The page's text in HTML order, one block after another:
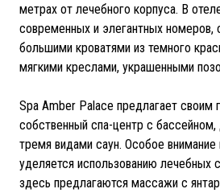
метрах от лечебного корпуса. В
современных и элегантных номеров,
большими кроватями из темного
мягкими креслами, украшенными
Spa Amber Palace предлагает своим
собственный спа-центр с бассейном,
тремя видами саун. Особое внимание
уделяется использованию лечебных
здесь предлагаются массажи с